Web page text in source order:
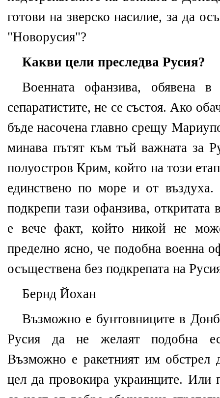
готови на зверско насилие, за да
"Новорусия"?
Какви цели преследва Русия?
Военната офанзива, обявена
сепаратистите, не се състоя. Ако
бъде насочена главно срещу
минава пътят към тъй важната за
полуостров Крим, който на този
единствено по море и от
подкрепи тази офанзива,
е вече факт, който никой не
пределно ясно, че подобна военна
осъществена без подкрепата на
Бернд Йохан
Възможно е бунтовниците в
Русия да не желаят подобна
Възможно е ракетният им обстрел
цел да провокира украинците. Или